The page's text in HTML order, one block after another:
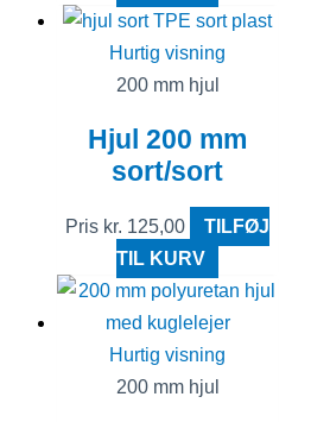
Hurtig visning
200 mm hjul
Hjul 200 mm
sort/sort
Pris kr. 125,00
TILFØJ
TIL KURV
Hurtig visning
200 mm hjul